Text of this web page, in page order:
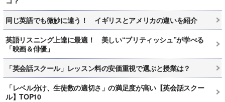
同じ英語でも微妙に違う！ イギリスとアメリカの違いを紹介
英語リスニング上達に最適！ 美しい“ブリティッシュ”が学べる
「映画＆俳優」
「英会話スクール」レッスン料の安価重視で選ぶと授業は？
「レベル分け、生徒数の適切さ」の満足度が高い【英会話スクー
ル】TOP10